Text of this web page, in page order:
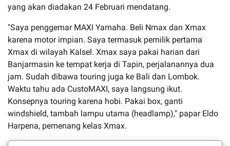
yang akan diadakan 24 Februari mendatang.
"Saya penggemar MAXI Yamaha. Beli Nmax dan Xmax
karena motor impian. Saya termasuk pemilik pertama
Xmax di wilayah Kalsel. Xmax saya pakai harian dari
Banjarmasin ke tempat kerja di Tapin, perjalanannya dua
jam. Sudah dibawa touring juga ke Bali dan Lombok.
Waktu tahu ada CustoMAXI, saya langsung ikut.
Konsepnya touring karena hobi. Pakai box, ganti
windshield, tambah lampu utama (headlamp)," papar Eldo
Harpena, pemenang kelas Xmax.